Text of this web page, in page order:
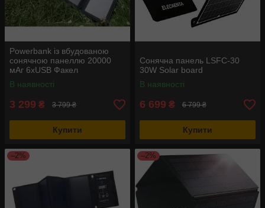
Powerbank із вбудованою
сонячною панеллю 20000
мАг 6xUSB Факел
В наявності
3 299 ₴ 3 799 ₴
Купити
Сонячна панель LSFC-30
30W Solar board
В наявності
6 699 ₴ 6 799 ₴
Купити
–2% –2%